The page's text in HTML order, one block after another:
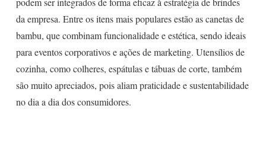
da empresa. Entre os itens mais populares estão as canetas de
bambu, que combinam funcionalidade e estética, sendo ideais
para eventos corporativos e ações de marketing. Utensílios de
cozinha, como colheres, espátulas e tábuas de corte, também
são muito apreciados, pois aliam praticidade e sustentabilidade
no dia a dia dos consumidores.